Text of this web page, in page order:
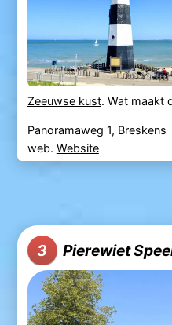
Zeeuwse kust. Wat maakt
Panoramaweg 1, Breskens
web. Website
3 Pierewiet